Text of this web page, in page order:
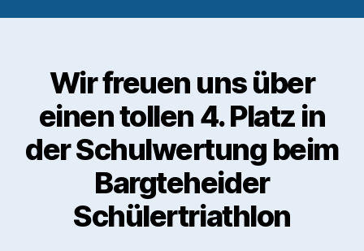
Wir freuen uns über
einen tollen 4. Platz in
der Schulwertung beim
Bargteheider
Schülertriathlon